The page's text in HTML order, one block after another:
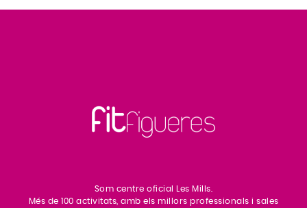
Som centre oficial Les Mills.
Més de 100 activitats, amb els millors professionals i sales